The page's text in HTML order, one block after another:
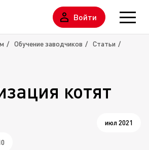
Войти
Обучение заводчиков
Статьи
котят
июл 2021